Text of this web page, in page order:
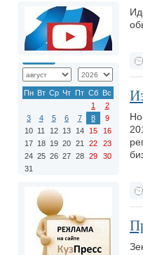
Пн Вт Ср Чт Пт Сб Вс
1
2
3
4 5 6 7 8
9
10 11 12 13 14 15
16
17 18 19 20 21 22
23
24 25 26 27 28 29
30
31